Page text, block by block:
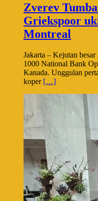
Zverev
Griekspoor
Montreal
Jakarta – Kejutan
1000 National Bank
Kanada. Unggulan
koper […]